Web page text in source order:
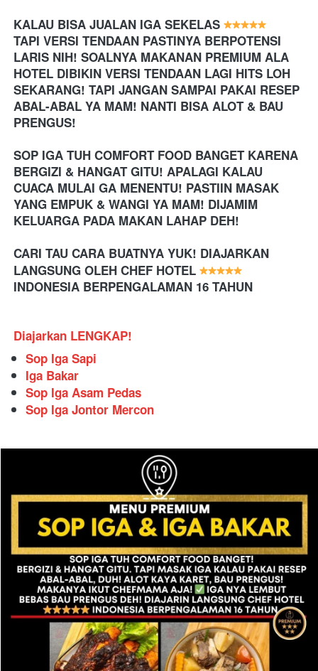
KALAU BISA JUALAN IGA SEKELAS
TAPI VERSI TENDAAN PASTINYA BERPOTENSI
LARIS NIH! SOALNYA MAKANAN PREMIUM ALA
HOTEL DIBIKIN VERSI TENDAAN LAGI HITS LOH
SEKARANG! TAPI JANGAN SAMPAI PAKAI RESEP
ABAL-ABAL YA MAM! NANTI BISA ALOT & BAU
PRENGUS!
SOP IGA TUH COMFORT FOOD BANGET KARENA
BERGIZI & HANGAT GITU! APALAGI KALAU
CUACA MULAI GA MENENTU! PASTIIN MASAK
YANG EMPUK & WANGI YA MAM! DIJAMIM
KELUARGA PADA MAKAN LAHAP DEH!
CARI TAU CARA BUATNYA YUK! DIAJARKAN
LANGSUNG OLEH CHEF HOTEL
INDONESIA BERPENGALAMAN 16 TAHUN
Diajarkan LENGKAP!
Sop Iga Sapi
Iga Bakar
Sop Iga Asam Pedas
Sop Iga Jontor Mercon